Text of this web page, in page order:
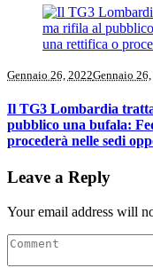
Gennaio 26, 2022Gennaio
Il TG3 Lombardia
pubblico una bufala:
procederà nelle sedi
Leave a Reply
Your email address will